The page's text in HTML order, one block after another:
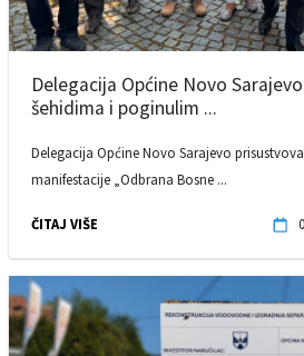
Delegacija Općine Novo
šehidima i poginulim ...
Delegacija Općine Novo Sarajevo
manifestacije „Odbrana Bosne ...
ČITAJ VIŠE